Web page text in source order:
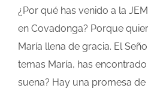
¿Por qué has venido a la
en Covadonga? Porque
María llena de gracia. El
temas María, has encontrado
suena? Hay una promesa